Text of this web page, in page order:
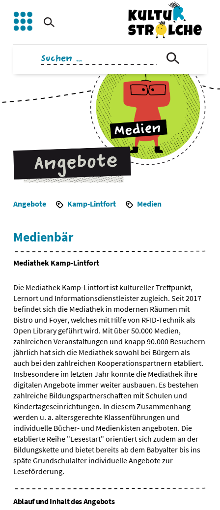
Inhalt
springen
Suchen
nach:
Angebote Kamp-Lintfort Medien
Medienbär
Mediathek Kamp-Lintfort
Die Mediathek Kamp-Lintfort ist kultureller Treffpunkt,
Lernort und Informationsdienstleister zugleich. Seit 2017
befindet sich die Mediathek in modernen Räumen mit
Bistro und Foyer, welches mit Hilfe von RFID-Technik als
Open Library geführt wird. Mit über 50.000 Medien,
zahlreichen Veranstaltungen und knapp 90.000 Besuchern
jährlich hat sich die Mediathek sowohl bei Bürgern als
auch bei den zahlreichen Kooperationspartnern etabliert.
Insbesondere im letzten Jahr konnte die Mediathek ihre
digitalen Angebote immer weiter ausbauen. Es bestehen
zahlreiche Bildungspartnerschaften mit Schulen und
Kindertageseinrichtungen. In diesem Zusammenhang
werden u. a. altersgerechte Klassenführungen und
individuelle Bücher- und Medienkisten angeboten. Die
etablierte Reihe "Lesestart" orientiert sich zudem an der
Bildungskette und bietet bereits ab dem Babyalter bis ins
späte Grundschulalter individuelle Angebote zur
Leseförderung.
Ablauf und Inhalt des Angebots